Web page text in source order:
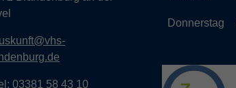
03381 58 43 10
Donnerstag